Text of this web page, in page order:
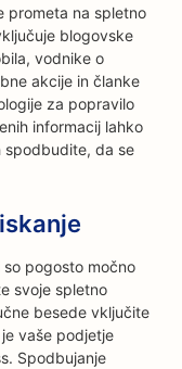
prometa na spletno
blogovske
vodnike o
akcije in članke
za popravilo
informacij lahko
spodbudite, da se
pogosto močno
svoje spletno
besede vključite
vaše podjetje
Spodbujanje